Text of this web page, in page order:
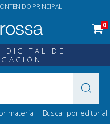
PRINCIPAL
0
DIGITAL DE
materia | Buscar por editorial